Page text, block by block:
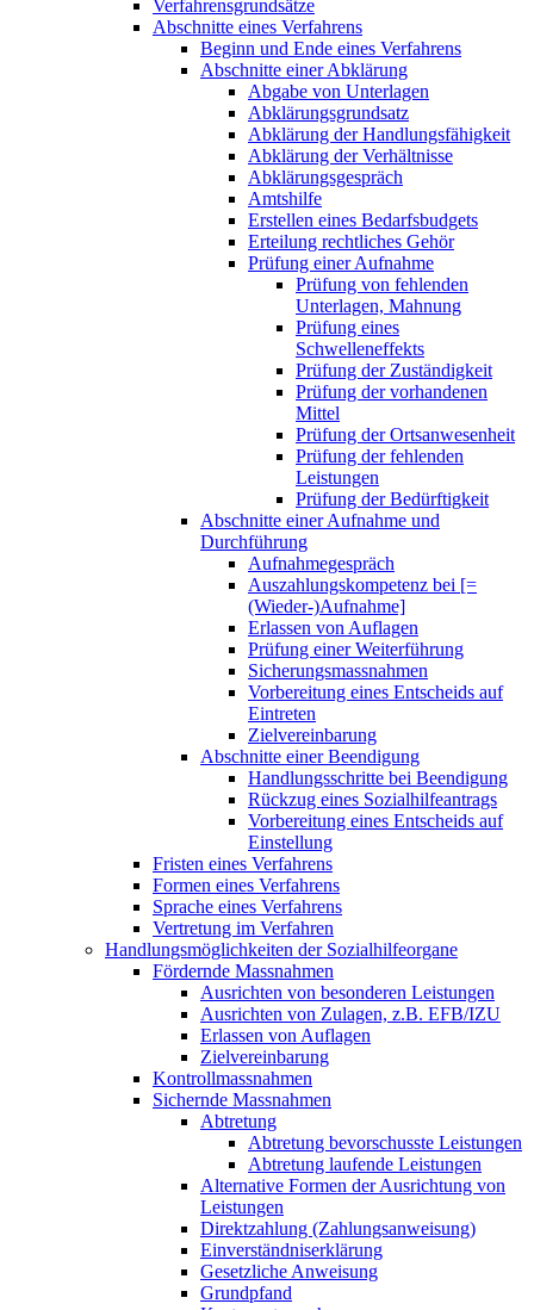
Verfahrensgrundsätze
Abschnitte eines Verfahrens
Beginn und Ende eines Verfahrens
Abschnitte einer Abklärung
Abgabe von Unterlagen
Abklärungsgrundsatz
Abklärung der Handlungsfähigkeit
Abklärung der Verhältnisse
Abklärungsgespräch
Amtshilfe
Erstellen eines Bedarfsbudgets
Erteilung rechtliches Gehör
Prüfung einer Aufnahme
Prüfung von fehlenden
Unterlagen, Mahnung
Prüfung eines
Schwelleneffekts
Prüfung der Zuständigkeit
Prüfung der vorhandenen
Mittel
Prüfung der Ortsanwesenheit
Prüfung der fehlenden
Leistungen
Prüfung der Bedürftigkeit
Abschnitte einer Aufnahme und
Durchführung
Aufnahmegespräch
Auszahlungskompetenz bei [=
(Wieder-)Aufnahme]
Erlassen von Auflagen
Prüfung einer Weiterführung
Sicherungsmassnahmen
Vorbereitung eines Entscheids auf
Eintreten
Zielvereinbarung
Abschnitte einer Beendigung
Handlungsschritte bei Beendigung
Rückzug eines Sozialhilfeantrags
Vorbereitung eines Entscheids auf
Einstellung
Fristen eines Verfahrens
Formen eines Verfahrens
Sprache eines Verfahrens
Vertretung im Verfahren
Handlungsmöglichkeiten der Sozialhilfeorgane
Fördernde Massnahmen
Ausrichten von besonderen Leistungen
Ausrichten von Zulagen, z.B. EFB/IZU
Erlassen von Auflagen
Zielvereinbarung
Kontrollmassnahmen
Sichernde Massnahmen
Abtretung
Abtretung bevorschusste Leistungen
Abtretung laufende Leistungen
Alternative Formen der Ausrichtung von
Leistungen
Direktzahlung (Zahlungsanweisung)
Einverständniserklärung
Gesetzliche Anweisung
Grundpfand